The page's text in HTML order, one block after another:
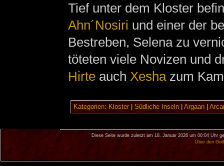
Tief unter dem Kloster
Ahn´Nosiri und einer der
Bestreben, Selena zu
töteten viele Novizen und
Hirteauch Xeshazum
Kategorien: Kloster| Südliche Inseln| Argaan|
Diese Seite wurde zuletzt am 18. Januar 2026 um 00:04 Uhr
Über den